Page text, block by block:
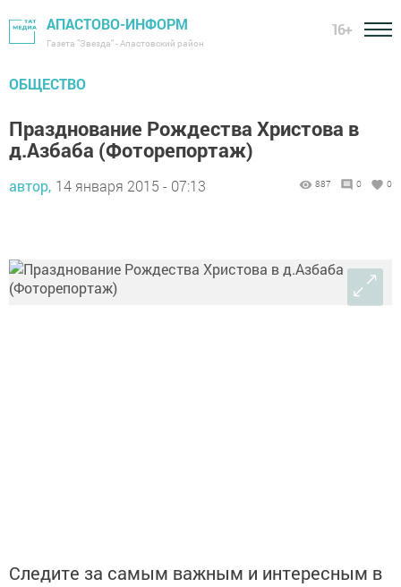
АПАСТОВО-ИНФОРМ
Газета "Звезда" - Апастовский район
16+
ОБЩЕСТВО
Празднование Рождества Христова в
д.Азбаба (Фоторепортаж)
автор, 14 января 2015 - 07:13 887 0 0
Следите за самым важным и интересным в